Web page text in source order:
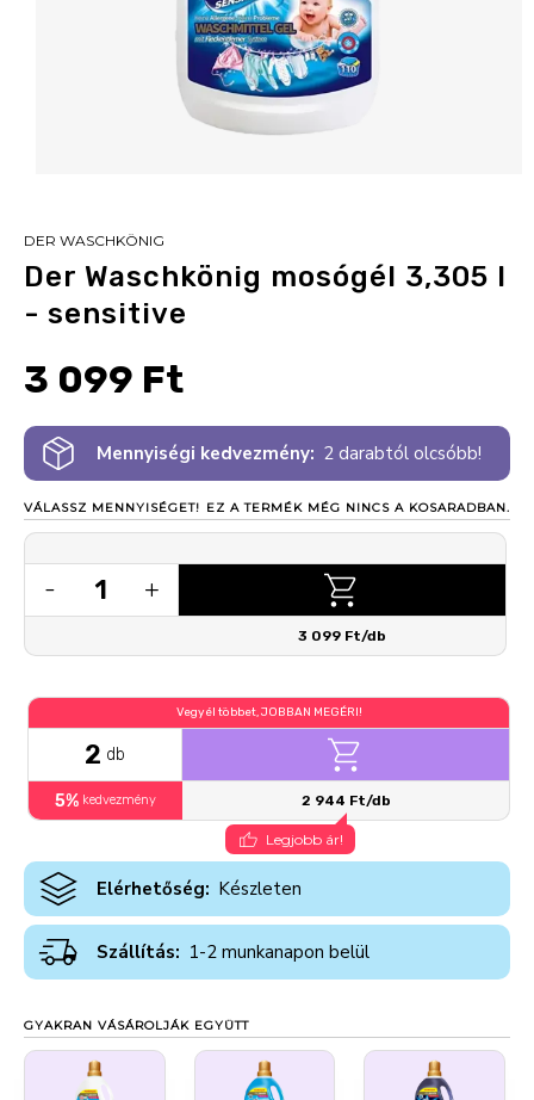
DER WASCHKÖNIG
Der Waschkönig mosógél 3,305 l
- sensitive
3 099 Ft
Mennyiségi kedvezmény: 2 darabtól olcsóbb!
VÁLASSZ MENNYISÉGET! EZ A TERMÉK MÉG NINCS A KOSARADBAN.
- 1 +
3 099 Ft/db
Vegyél többet, JOBBAN MEGÉRI!
2 db
5% kedvezmény 2 944 Ft/db
Legjobb ár!
Elérhetőség: Készleten
Szállítás: 1-2 munkanapon belül
GYAKRAN VÁSÁROLJÁK EGYÜTT